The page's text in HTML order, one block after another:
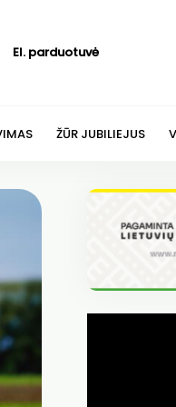
El. parduotuvė
ŽŪR JUBILIEJUS